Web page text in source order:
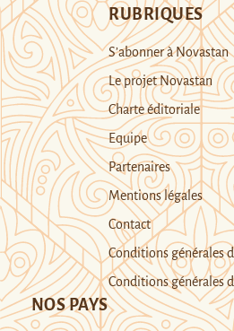
RUBRIQUES
S’abonner à Novastan
Le projet Novastan
Charte éditoriale
Equipe
Partenaires
Mentions légales
Contact
Conditions générales
Conditions générales
NOS PAYS